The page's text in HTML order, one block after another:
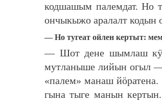
кодшашым палемдат. Но
ончыкыжо аралалт кодын
— Но тугеат ойлен кертыт:
— Шот дене шымлаш
мутланыше лийын огыл
«палем» манаш
гына тыге манын